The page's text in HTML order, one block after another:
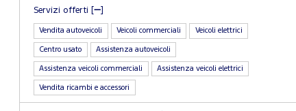
Servizi offerti [
Vendita autoveicoli Veicoli commerciali Veicoli elettrici
Centro usato Assistenza autoveicoli
Assistenza veicoli commerciali Assistenza veicoli elettrici
Vendita ricambi e accessori